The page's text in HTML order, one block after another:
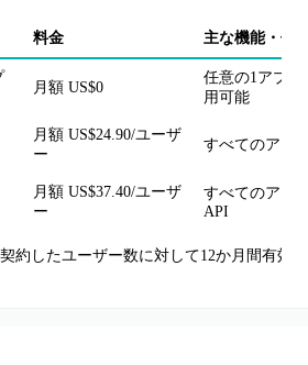
料金 主な機能・備
月額 US$0
任意の1アプ
用可能
月額 US$24.90/ユーザ
ー
すべてのアプ
月額 US$37.40/ユーザ
ー
すべてのアプ
API
約したユーザー数に対して12か月間有効